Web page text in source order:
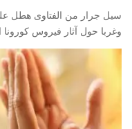
سيل جرار من الفتاوى هطل
وغربا حول آثار فيروس كورونا